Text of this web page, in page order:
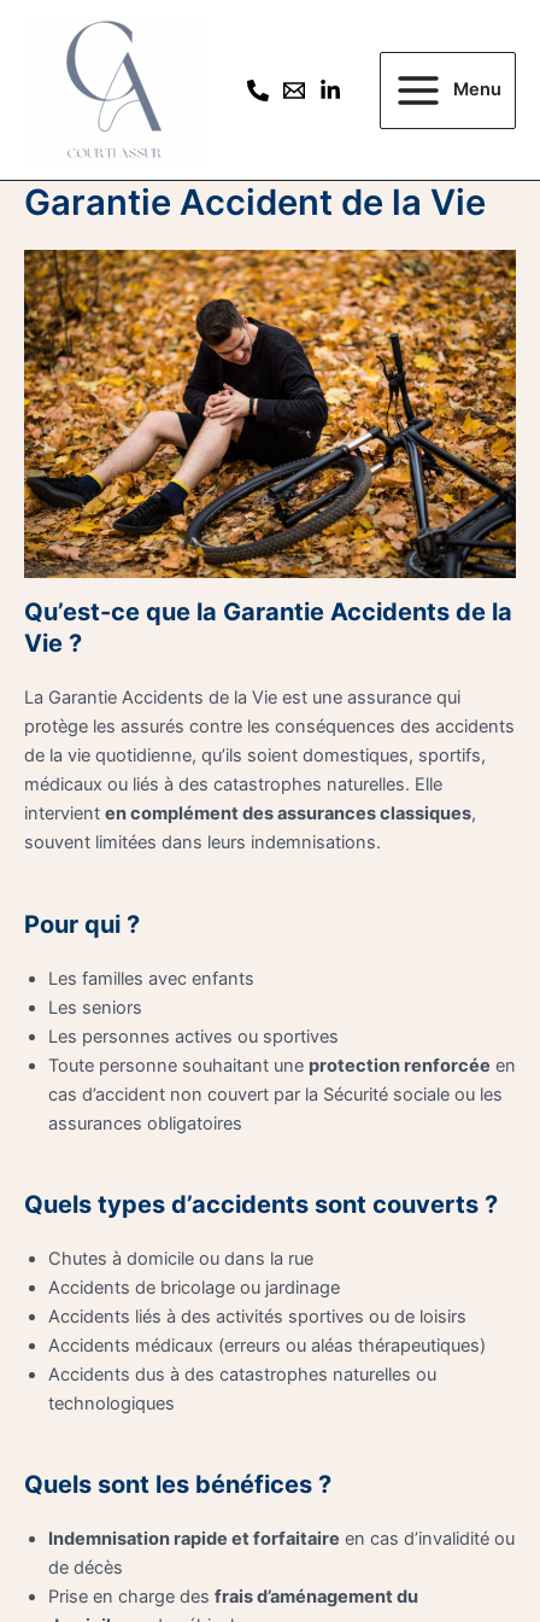
Main
Menu
Garantie Accident de la Vie
Qu’est-ce que la Garantie Accidents de la
Vie ?
La Garantie Accidents de la Vie est une assurance qui
protège les assurés contre les conséquences des accidents
de la vie quotidienne, qu’ils soient domestiques, sportifs,
médicaux ou liés à des catastrophes naturelles. Elle
intervient en complément des assurances classiques,
souvent limitées dans leurs indemnisations.
Pour qui ?
Les familles avec enfants
Les seniors
Les personnes actives ou sportives
Toute personne souhaitant une protection renforcée en
cas d’accident non couvert par la Sécurité sociale ou les
assurances obligatoires
Quels types d’accidents sont couverts ?
Chutes à domicile ou dans la rue
Accidents de bricolage ou jardinage
Accidents liés à des activités sportives ou de loisirs
Accidents médicaux (erreurs ou aléas thérapeutiques)
Accidents dus à des catastrophes naturelles ou
technologiques
Quels sont les bénéfices ?
Indemnisation rapide et forfaitaire en cas d’invalidité ou
de décès
Prise en charge des frais d’aménagement du